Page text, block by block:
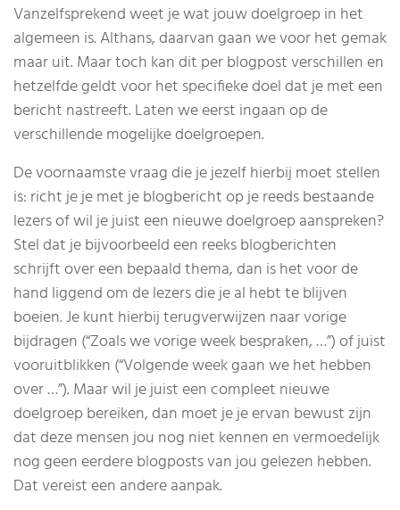
Vanzelfsprekend weet je wat jouw doelgroep in het
algemeen is. Althans, daarvan gaan we voor het gemak
maar uit. Maar toch kan dit per blogpost verschillen en
hetzelfde geldt voor het specifieke doel dat je met een
bericht nastreeft. Laten we eerst ingaan op de
verschillende mogelijke doelgroepen.
De voornaamste vraag die je jezelf hierbij moet stellen
is: richt je je met je blogbericht op je reeds bestaande
lezers of wil je juist een nieuwe doelgroep aanspreken?
Stel dat je bijvoorbeeld een reeks blogberichten
schrijft over een bepaald thema, dan is het voor de
hand liggend om de lezers die je al hebt te blijven
boeien. Je kunt hierbij terugverwijzen naar vorige
bijdragen (“Zoals we vorige week bespraken, …”) of juist
vooruitblikken (“Volgende week gaan we het hebben
over …”). Maar wil je juist een compleet nieuwe
doelgroep bereiken, dan moet je je ervan bewust zijn
dat deze mensen jou nog niet kennen en vermoedelijk
nog geen eerdere blogposts van jou gelezen hebben.
Dat vereist een andere aanpak.